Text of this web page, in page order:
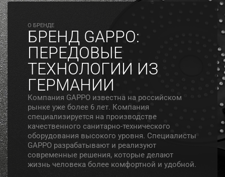
O БРЕНДЕ
БРЕНД GAPPO:
ПЕРЕДОВЫЕ
ТЕХНОЛОГИИ ИЗ
ГЕРМАНИИ
Компания GAPPO известна на российском
рынке уже более 6 лет. Компания
специализируется на производстве
качественного санитарно-технического
оборудования высокого уровня. Специалисты
GAPPO разрабатывают и реализуют
современные решения, которые делают
жизнь человека более комфортной и удобной.